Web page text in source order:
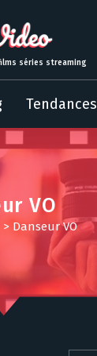
séries streaming
Tendances
VO
> Danseur VO